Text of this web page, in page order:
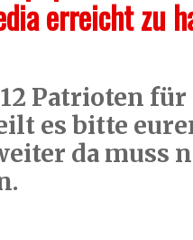
erreicht zu
Patrioten für
es bitte
da muss